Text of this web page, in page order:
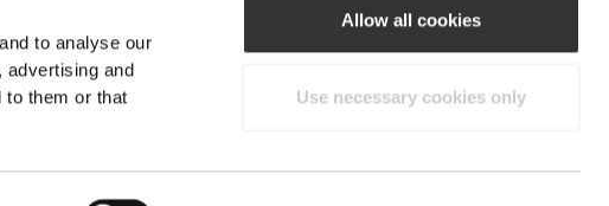
to analyse our
advertising and
to them or that
Allow all cookies
Use necessary cookies only